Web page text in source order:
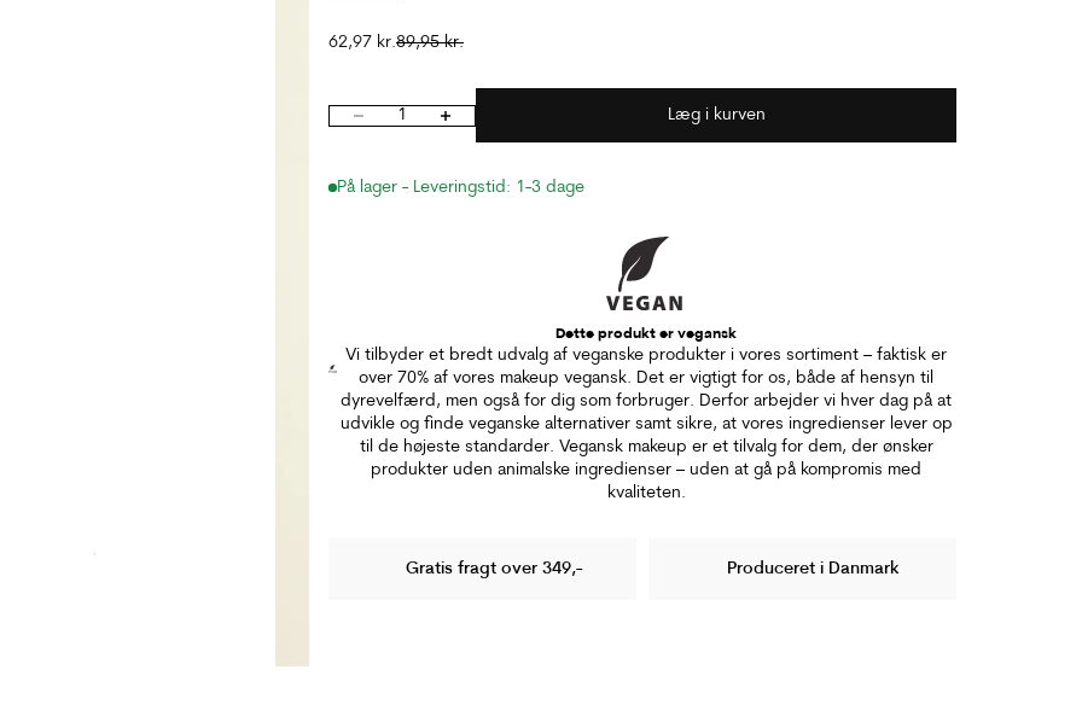
Salgspris
62,97 kr.Normalpris
89,95 kr.
Sænk antal Øg antal Læg i kurven
På lager - Leveringstid: 1-3 dage
Dette produkt er vegansk
Vi tilbyder et bredt udvalg af veganske produkter i vores sortiment – faktisk er
over 70% af vores makeup vegansk. Det er vigtigt for os, både af hensyn til
dyrevelfærd, men også for dig som forbruger. Derfor arbejder vi hver dag på at
udvikle og finde veganske alternativer samt sikre, at vores ingredienser lever op
til de højeste standarder. Vegansk makeup er et tilvalg for dem, der ønsker
produkter uden animalske ingredienser – uden at gå på kompromis med
kvaliteten.
Gratis fragt over 349,- Produceret i Danmark